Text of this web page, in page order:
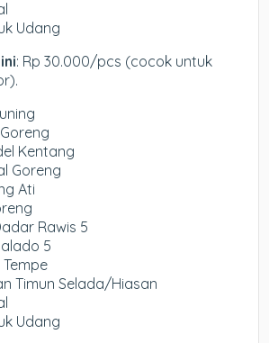
Udang
: Rp 30.000/pcs (cocok untuk
Kentang
Goreng
Ati
Rawis 5
5
Timun Selada/Hiasan
Udang